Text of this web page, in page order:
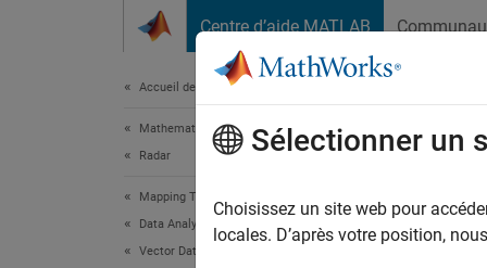
Centre d’aide MATLAB
Accueil de la documentation
Mathematics and Optimization
Radar
Mapping Toolbox
Data Analysis
Vector Data
Sélectionner un
Choisissez un site web pour
locales. D’après votre position,